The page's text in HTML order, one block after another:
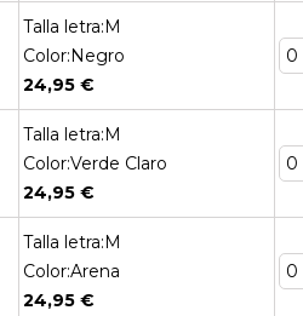
Talla letra:M
Color:Negro
24,95 €
Talla letra:M
Color:Verde Claro
24,95 €
Talla letra:M
Color:Arena
24,95 €